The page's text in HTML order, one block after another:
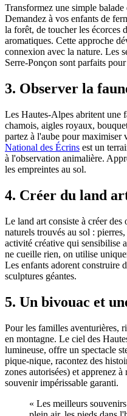
Transformez une simple
Demandez à vos enfants de
la forêt, de toucher les écorces
aromatiques. Cette approche
connexion avec la nature. Les
Serre-Ponçon sont parfaits
3. Observer la
Les Hautes-Alpes abritent une
chamois, aigles royaux,
partez à l'aube pour maximiser
National des Écrins est un
à l'observation animalière.
les empreintes au sol.
4. Créer du land
Le land art consiste à créer des
naturels trouvés au sol :
activité créative qui sensibilise
ne cueille rien, on utilise
Les enfants adorent construire
sculptures géantes.
5. Un bivouac et
Pour les familles aventurières,
en montagne. Le ciel des
lumineuse, offre un spectacle
pique-nique, racontez des
zones autorisées) et apprenez
souvenir impérissable garanti.
« Les meilleurs